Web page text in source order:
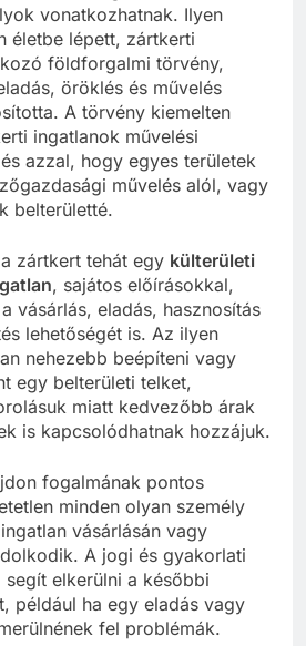
vonatkozhatnak. Ilyen
életbe lépett, zártkerti
földforgalmi törvény,
öröklés és művelés
A törvény kiemelten
ingatlanok művelési
azzal, hogy egyes területek
művelés alól, vagy
belterületté.
zártkert tehát egy külterületi
, sajátos előírásokkal,
vásárlás, eladás, hasznosítás
lehetőségét is. Az ilyen
nehezebb beépíteni vagy
egy belterületi telket,
miatt kedvezőbb árak
is kapcsolódhatnak hozzájuk.
fogalmának pontos
minden olyan személy
vásárlásán vagy
A jogi és gyakorlati
elkerülni a későbbi
például ha egy eladás vagy
fel problémák.